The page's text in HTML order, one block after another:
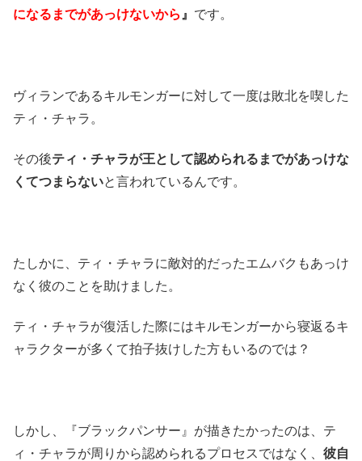
になるまでがあっけないから 』 です。
ヴィランであるキルモンガーに対して一度は敗北を喫した
ティ・チャラ。
その後ティ・チャラが王として認められるまでがあっけな
くてつまらないと言われているんです。
たしかに、ティ・チャラに敵対的だったエムバクもあっけ
なく彼のことを助けました。
ティ・チャラが復活した際にはキルモンガーから寝返るキ
ャラクターが多くて拍子抜けした方もいるのでは？
しかし、『ブラックパンサー』が描きたかったのは、テ
ィ・チャラが周りから認められるプロセスではなく、 彼自